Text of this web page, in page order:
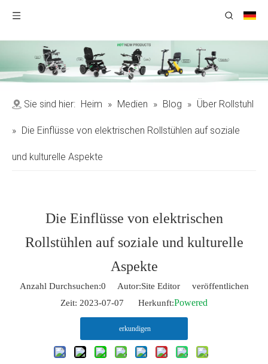
Sie sind hier: Heim » Medien » Blog » Über Rollstuhl
» Die Einflüsse von elektrischen Rollstühlen auf soziale
und kulturelle Aspekte
Die Einflüsse von elektrischen
Rollstühlen auf soziale und kulturelle
Aspekte
Anzahl Durchsuchen:0 Autor:Site Editor veröffentlichen
Zeit: 2023-07-07 Herkunft:Powered
erkundigen